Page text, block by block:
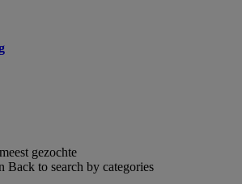
gezochte
Back to search by categories